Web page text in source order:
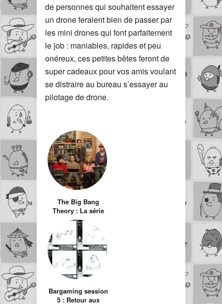
de personnes qui souhaitent essayer
un drone feraient bien de passer par
les mini drones qui font parfaitement
le job : maniables, rapides et peu
onéreux, ces petites bêtes feront de
super cadeaux pour vos amis voulant
se distraire au bureau s’essayer au
pilotage de drone.
The Big Bang
Theory : La série
pour les Geek
Bargaming session
5 : Retour aux